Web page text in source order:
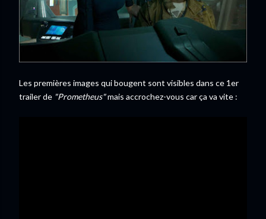
Les premières images qui bougent sont visibles dans ce 1er
trailer de "Prometheus"mais accrochez-vous car ça va vite :